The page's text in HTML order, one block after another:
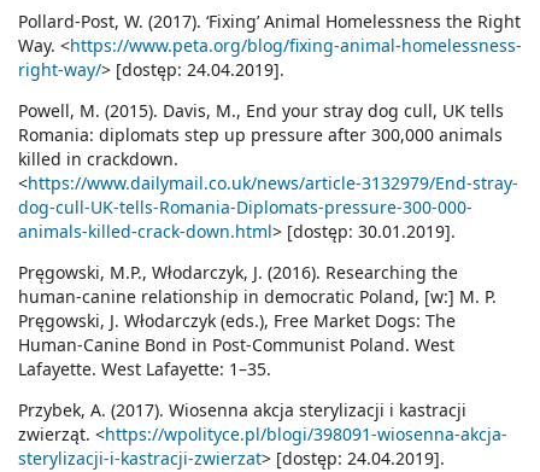
Pollard-Post, W. (2017). ‘Fixing’ Animal Homelessness the Right
Way. <https://www.peta.org/blog/fixing-animal-homelessness-
right-way/> [dostęp: 24.04.2019].
Powell, M. (2015). Davis, M., End your stray dog cull, UK tells
Romania: diplomats step up pressure after 300,000 animals
killed in crackdown.
<https://www.dailymail.co.uk/news/article-3132979/End-stray-
dog-cull-UK-tells-Romania-Diplomats-pressure-300-000-
animals-killed-crack-down.html> [dostęp: 30.01.2019].
Pręgowski, M.P., Włodarczyk, J. (2016). Researching the
human-canine relationship in democratic Poland, [w:] M. P.
Pręgowski, J. Włodarczyk (eds.), Free Market Dogs: The
Human-Canine Bond in Post-Communist Poland. West
Lafayette. West Lafayette: 1–35.
Przybek, A. (2017). Wiosenna akcja sterylizacji i kastracji
zwierząt. <https://wpolityce.pl/blogi/398091-wiosenna-akcja-
sterylizacji-i-kastracji-zwierzat> [dostęp: 24.04.2019].